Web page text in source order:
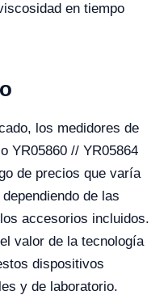
en tiempo
los medidores de
YR05860 // YR05864
de precios que varía
de las
accesorios incluidos.
valor de la tecnología
dispositivos
y de laboratorio.